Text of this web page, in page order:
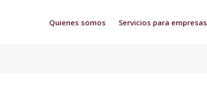
Quienes somos Servicios para empresas